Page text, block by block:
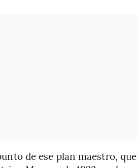
de ese plan maestro, que